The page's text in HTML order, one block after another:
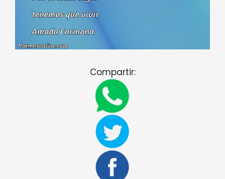
Compartir: